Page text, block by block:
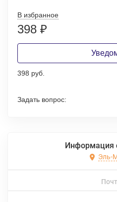
В избранное
398 ₽
398 руб.
Задать вопрос:
Информация
Эль-